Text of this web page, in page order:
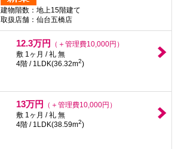
建物階数：地上15階建て
取扱店舗：仙台五橋店
12.3万円
（＋管理費10,000円）
敷 1ヶ月 / 礼 無
4階 / 1LDK(36.32m2)
13万円
（＋管理費10,000円）
敷 1ヶ月 / 礼 無
4階 / 1LDK(38.59m2)